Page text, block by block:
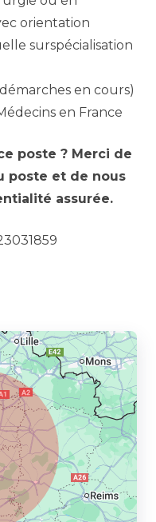
orientation
surspécialisation
en cours)
en France
poste ? Merci de
poste et de nous
assurée.